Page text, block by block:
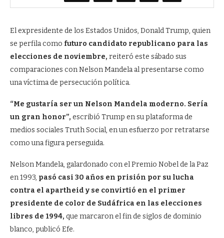
El expresidente de los Estados Unidos, Donald Trump, quien
se perfila como futuro candidato republicano para las
elecciones de noviembre, reiteró este sábado sus
comparaciones con Nelson Mandela al presentarse como
una víctima de persecución política.
“Me gustaría ser un Nelson Mandela moderno. Sería
un gran honor”, escribió Trump en su plataforma de
medios sociales Truth Social, en un esfuerzo por retratarse
como una figura perseguida.
Nelson Mandela, galardonado con el Premio Nobel de la Paz
en 1993, pasó casi 30 años en prisión por su lucha
contra el apartheid y se convirtió en el primer
presidente de color de Sudáfrica en las elecciones
libres de 1994, que marcaron el fin de siglos de dominio
blanco, publicó Efe.